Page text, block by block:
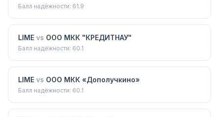
Балл надёжности: 61.9
LIME vs ООО МКК "КРЕДИТНАУ"
Балл надёжности: 60.1
LIME vs ООО МКК «Дополучкино»
Балл надёжности: 60.1